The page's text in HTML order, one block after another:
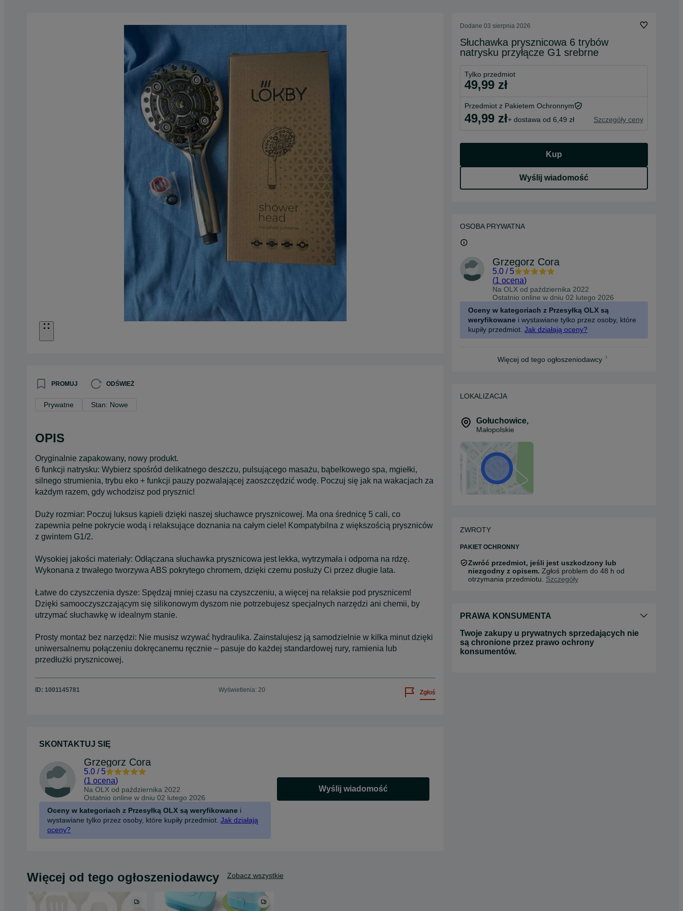
PROMUJ ODŚWIEŻ
Prywatne Stan: Nowe
OPIS
Oryginalnie zapakowany, nowy produkt.
6 funkcji natrysku: Wybierz spośród delikatnego deszczu, pulsującego masażu, bąbelkowego spa, mgiełki,
silnego strumienia, trybu eko + funkcji pauzy pozwalającej zaoszczędzić wodę. Poczuj się jak na wakacjach za
każdym razem, gdy wchodzisz pod prysznic!
Duży rozmiar: Poczuj luksus kąpieli dzięki naszej słuchawce prysznicowej. Ma ona średnicę 5 cali, co
zapewnia pełne pokrycie wodą i relaksujące doznania na całym ciele! Kompatybilna z większością pryszniców
z gwintem G1/2.
Wysokiej jakości materiały: Odłączana słuchawka prysznicowa jest lekka, wytrzymała i odporna na rdzę.
Wykonana z trwałego tworzywa ABS pokrytego chromem, dzięki czemu posłuży Ci przez długie lata.
Łatwe do czyszczenia dysze: Spędzaj mniej czasu na czyszczeniu, a więcej na relaksie pod prysznicem!
Dzięki samooczyszczającym się silikonowym dyszom nie potrzebujesz specjalnych narzędzi ani chemii, by
utrzymać słuchawkę w idealnym stanie.
Prosty montaż bez narzędzi: Nie musisz wzywać hydraulika. Zainstalujesz ją samodzielnie w kilka minut dzięki
uniwersalnemu połączeniu dokręcanemu ręcznie – pasuje do każdej standardowej rury, ramienia lub
przedłużki prysznicowej.
ID: 1001145781 Wyświetlenia: 20 Zgłoś
SKONTAKTUJ SIĘ
Grzegorz Cora
5.0 / 5
(1 ocena)
Na OLX od października 2022
Ostatnio online w dniu 02 lutego 2026
Oceny w kategoriach z Przesyłką OLX są weryfikowane i
wystawiane tylko przez osoby, które kupiły przedmiot. Jak działają
oceny?
Wyślij wiadomość
Dodane 03 sierpnia 2026
Słuchawka prysznicowa 6 trybów
natrysku przyłącze G1 srebrne
Tylko przedmiot
49,99 zł
Przedmiot z Pakietem Ochronnym
49,99 zł+ dostawa od 6,49 zł Szczegóły ceny
Kup
Wyślij wiadomość
OSOBA PRYWATNA
Grzegorz Cora
5.0 / 5
(1 ocena)
Na OLX od października 2022
Ostatnio online w dniu 02 lutego 2026
Oceny w kategoriach z Przesyłką OLX są
weryfikowane i wystawiane tylko przez osoby, które
kupiły przedmiot. Jak działają oceny?
Więcej od tego ogłoszeniodawcy
LOKALIZACJA
Gołuchowice,
Małopolskie
ZWROTY
PAKIET OCHRONNY
Zwróć przedmiot, jeśli jest uszkodzony lub
niezgodny z opisem. Zgłoś problem do 48 h od
otrzymania przedmiotu. Szczegóły
PRAWA KONSUMENTA
Twoje zakupy u prywatnych sprzedających nie
są chronione przez prawo ochrony
konsumentów.
Więcej od tego ogłoszeniodawcy Zobacz wszystkie